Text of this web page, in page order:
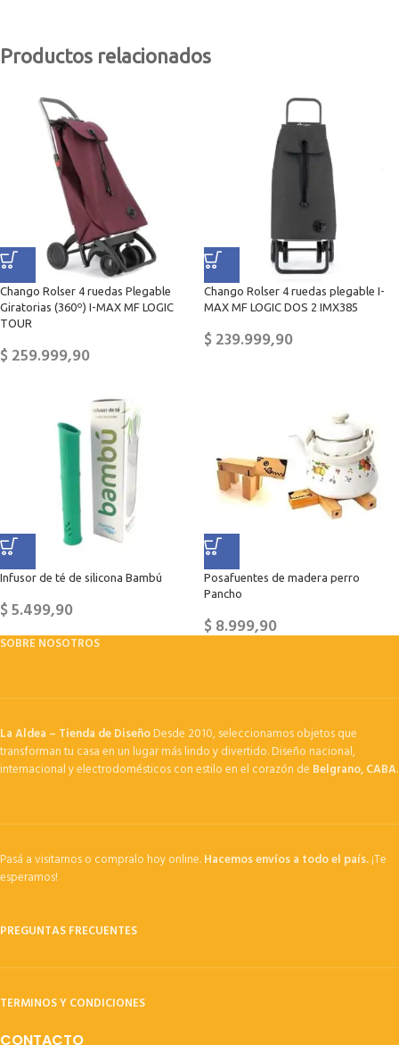
Productos relacionados
Chango Rolser 4 ruedas Plegable
Giratorias (360º) I-MAX MF LOGIC
TOUR
$259.999,90
Chango Rolser 4 ruedas plegable I-
MAX MF LOGIC DOS 2 IMX385
$239.999,90
Infusor de té de silicona Bambú
$5.499,90
Posafuentes de madera perro
Pancho
$8.999,90
SOBRE NOSOTROS
La Aldea – Tienda de DiseñoDesde 2010, seleccionamos objetos que
transforman tu casa en un lugar más lindo y divertido. Diseño nacional,
internacional y electrodomésticos con estilo en el corazón de Belgrano, CABA.
Pasá a visitarnos o compralo hoy online.Hacemos envíos a todo el país.¡Te
esperamos!
PREGUNTAS FRECUENTES
TERMINOS Y CONDICIONES
CONTACTO